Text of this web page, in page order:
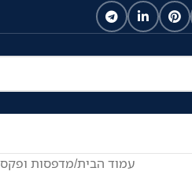
עמוד הבית/מדפסות